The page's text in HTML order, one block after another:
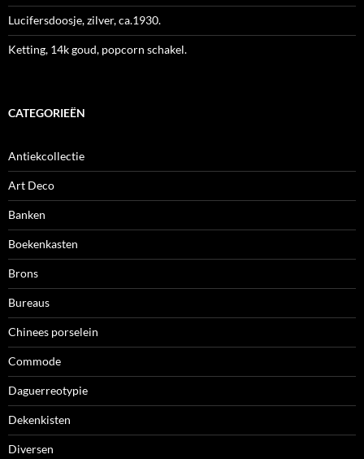
Lucifersdoosje, zilver, ca.1930.
Ketting, 14k goud, popcorn schakel.
CATEGORIEËN
Antiekcollectie
Art Deco
Banken
Boekenkasten
Brons
Bureaus
Chinees porselein
Commode
Daguerreotypie
Dekenkisten
Diversen